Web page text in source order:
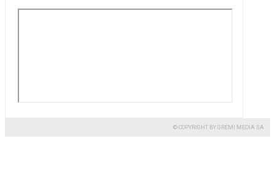
© COPYRIGHT BY GREMI MEDIA SA